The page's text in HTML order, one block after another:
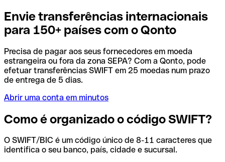
Envie transferências internacionais
para 150+ países com o Qonto
Precisa de pagar aos seus fornecedores em moeda
estrangeira ou fora da zona SEPA? Com a Qonto, pode
efetuar transferências SWIFT em 25 moedas num prazo
de entrega de 5 dias.
Abrir uma conta em minutos
Como é organizado o código SWIFT?
O SWIFT/BIC é um código único de 8-11 caracteres que
identifica o seu banco, país, cidade e sucursal.